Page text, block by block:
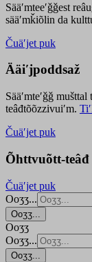
Sääʹmteeʹǧǧest
sääʹmǩiõlin da
Čuäʹjet puk
Ääiʹjpoddsaž
Sääʹmteʹǧǧ
teâđtõõzzivuiʹm.
Čuäʹjet puk
Õhttvuõtt-teâđ
Čuäʹjet puk
Ooʒʒ...
Ooʒʒ...
Ooʒʒ
Ooʒʒ...
Ooʒʒ...